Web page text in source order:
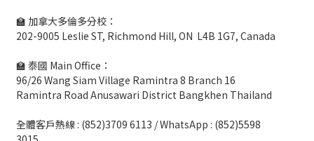
🏫 加拿大多倫多分校：
202-9005 Leslie ST, Richmond Hill, ON L4B 1G7, Canada
🏫 泰國 Main Office：
96/26 Wang Siam Village Ramintra 8 Branch 16
Ramintra Road Anusawari District Bangkhen Thailand
全體客戶熱線 : (852)3709 6113 / WhatsApp : (852)5598